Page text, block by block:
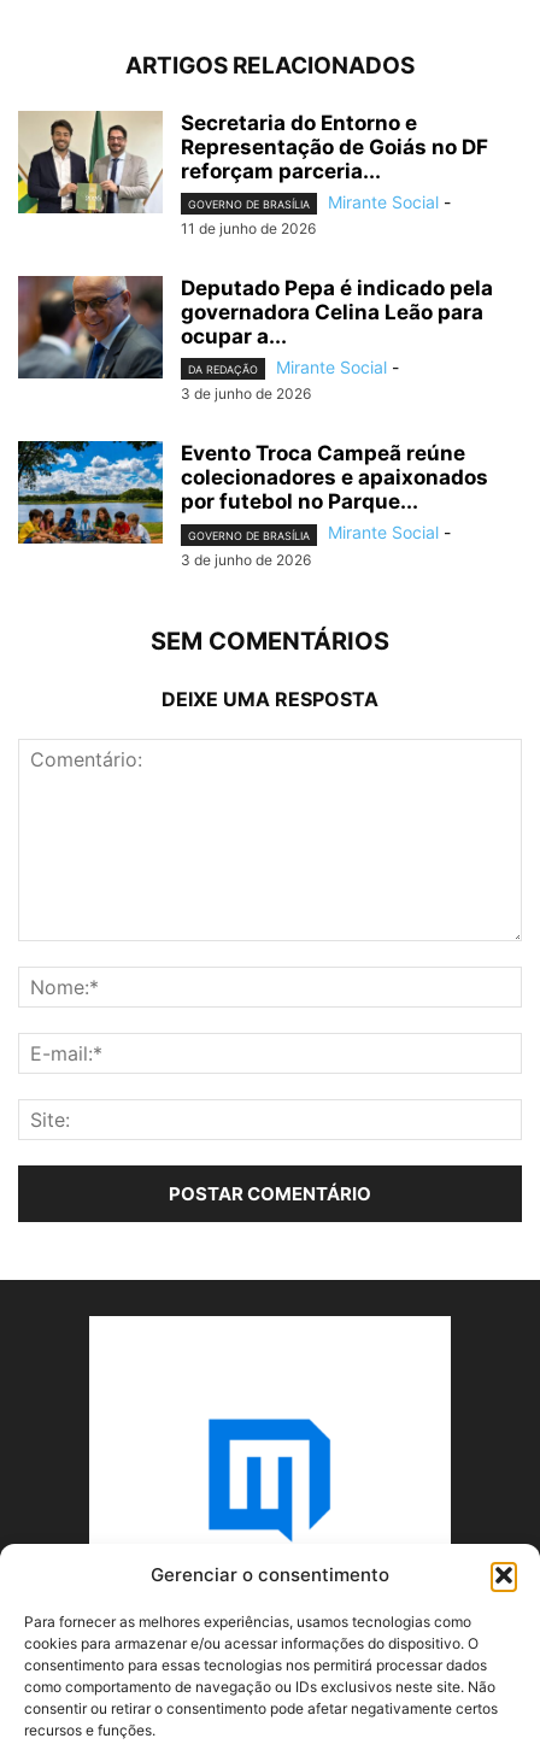
Gerenciar o consentimento
Para fornecer as melhores experiências, usamos tecnologias como
cookies para armazenar e/ou acessar informações do dispositivo. O
consentimento para essas tecnologias nos permitirá processar dados
como comportamento de navegação ou IDs exclusivos neste site. Não
consentir ou retirar o consentimento pode afetar negativamente certos
recursos e funções.
ARTIGOS RELACIONADOS
Secretaria do Entorno e
Representação de Goiás no DF
reforçam parceria...
GOVERNO DE BRASÍLIA Mirante Social -
11 de junho de 2026
Deputado Pepa é indicado pela
governadora Celina Leão para
ocupar a...
DA REDAÇÃO Mirante Social -
3 de junho de 2026
Evento Troca Campeã reúne
colecionadores e apaixonados
por futebol no Parque...
GOVERNO DE BRASÍLIA Mirante Social -
3 de junho de 2026
SEM COMENTÁRIOS
DEIXE UMA RESPOSTA